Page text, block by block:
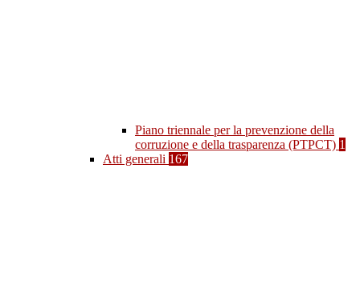
Piano triennale per la prevenzione della
corruzione e della trasparenza (PTPCT) 1
Atti generali 167